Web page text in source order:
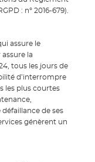
: n° 2016-679).
assure le
assure la
tous les jours de
d’interrompre
les plus courtes
de ses
génèrent un